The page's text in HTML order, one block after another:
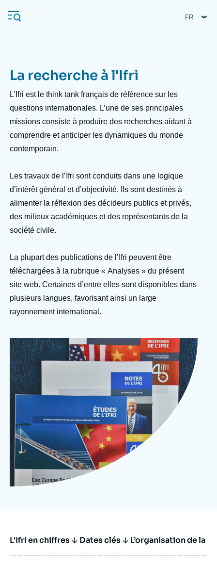
au
contenu
Navigation
principale
L'Ifri
Analyses
Événements
Se connecter
À propos de l'Ifri
L'Ifri en bref Proche-Orient
La recherche à l'Ifri
L’Ifri est le think tank français de référence sur les
questions internationales. L’une de ses principales
missions consiste à produire des recherches aidant à
comprendre et anticiper les dynamiques du monde
contemporain.
Les travaux de l’Ifri sont conduits dans une logique
d’intérêt général et d’objectivité. Ils sont destinés à
alimenter la réflexion des décideurs publics et privés,
des milieux académiques et des représentants de la
société civile.
La plupart des publications de l’Ifri peuvent être
téléchargées à la rubrique « Analyses » du présent
site web. Certaines d’entre elles sont disponibles dans
plusieurs langues, favorisant ainsi un large
rayonnement international.
Image
d'en-
tête
Photo Ifri Publications
© Ifri
L'Ifri en chiffres Dates clés L’organisation de la